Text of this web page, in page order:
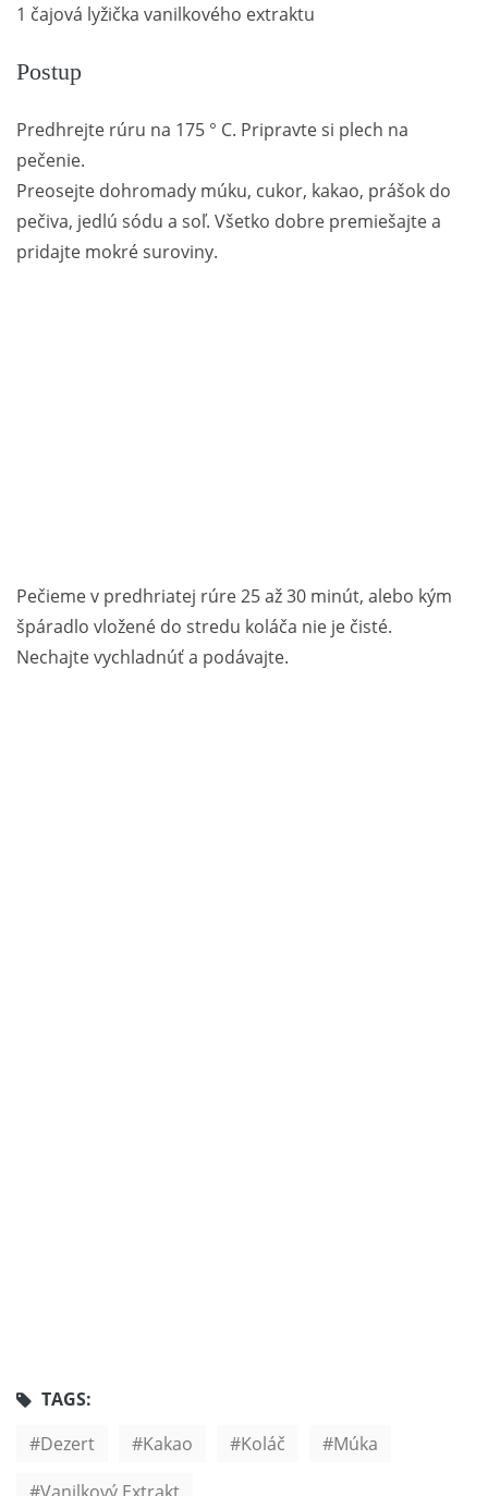
1 čajová lyžička vanilkového extraktu
Postup
Predhrejte rúru na 175 ° C. Pripravte si plech na
pečenie.
Preosejte dohromady múku, cukor, kakao, prášok do
pečiva, jedlú sódu a soľ. Všetko dobre premiešajte a
pridajte mokré suroviny.
Pečieme v predhriatej rúre 25 až 30 minút, alebo kým
špáradlo vložené do stredu koláča nie je čisté.
Nechajte vychladnúť a podávajte.
TAGS:
Dezert
Kakao Koláč
Múka